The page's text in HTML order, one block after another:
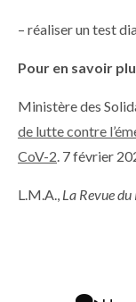
– réaliser un test
Pour en savoir
Ministère des
de lutte contre
CoV-2. 7 février
L.M.A., La Revue